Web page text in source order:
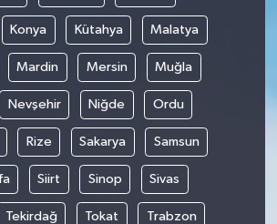
Konya Kütahya Malatya
Mardin Mersin Muğla
Nevşehir Niğde Ordu
Rize Sakarya Samsun
Siirt Sinop Sivas
Tekirdağ Tokat Trabzon